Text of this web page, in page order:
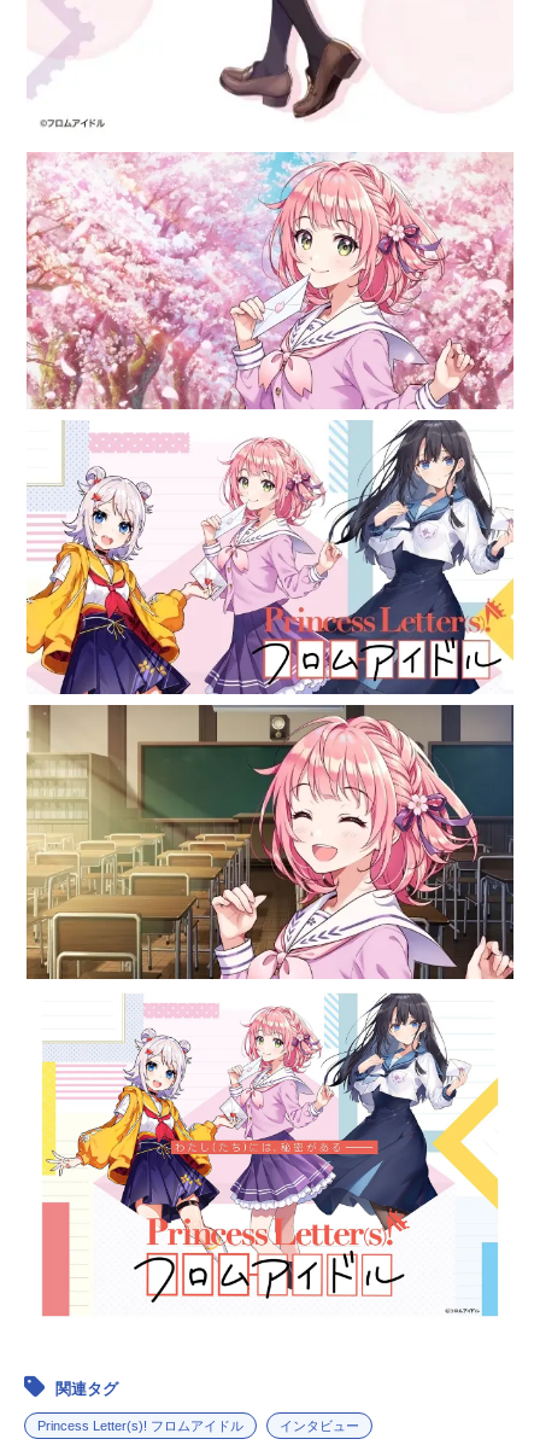
関連タグ
Princess Letter(s)! フロムアイドル インタビュー